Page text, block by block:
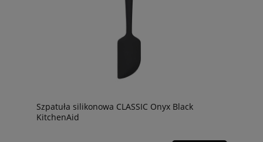
Szpatuła silikonowa CLASSIC Onyx Black
KitchenAid